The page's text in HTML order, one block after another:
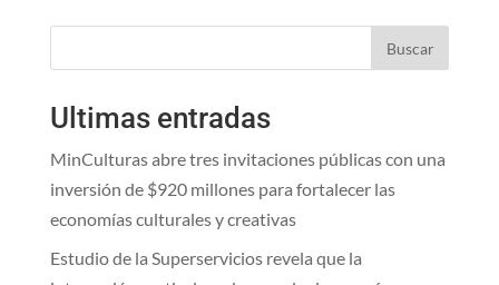
Buscar
Ultimas entradas
MinCulturas abre tres invitaciones públicas con una
inversión de $920 millones para fortalecer las
economías culturales y creativas
Estudio de la Superservicios revela que la